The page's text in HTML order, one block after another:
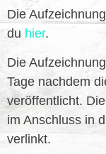
Die
du hier.
Die
Tage nachdem
veröffentlicht.
im Anschluss in
verlinkt.